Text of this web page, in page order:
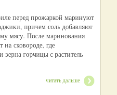
перед прожаркой маринуют
причем соль добавляют
мясу. После маринования
сковороде, где
зерна горчицы с раститель
читать дальше